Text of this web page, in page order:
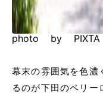
photo by PIXTA
幕末の雰囲気を色濃
るのが下田のペリー